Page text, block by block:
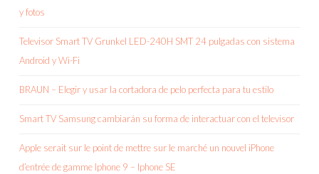
y fotos
Televisor Smart TV Grunkel LED-240H SMT 24 pulgadas con sistema
Android y Wi-Fi
BRAUN – Elegir y usar la cortadora de pelo perfecta para tu estilo
Smart TV Samsung cambiarán su forma de interactuar con el televisor
Apple serait sur le point de mettre sur le marché un nouvel iPhone
d’entrée de gamme Iphone 9 – Iphone SE